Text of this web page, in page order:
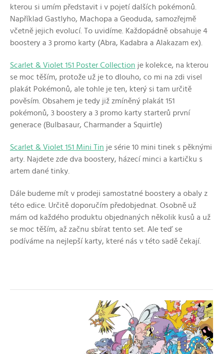
kterou si umím představit i v pojetí dalších pokémonů.
Například Gastlyho, Machopa a Geoduda, samozřejmě
včetně jejich evolucí. To uvidíme. Každopádně obsahuje 4
boostery a 3 promo karty (Abra, Kadabra a Alakazam ex).
Scarlet & Violet 151 Poster Collection je kolekce, na kterou
se moc těším, protože už je to dlouho, co mi na zdi visel
plakát Pokémonů, ale tohle je ten, který si tam určitě
pověsím. Obsahem je tedy již zmíněný plakát 151
pokémonů, 3 boostery a 3 promo karty starterů první
generace (Bulbasaur, Charmander a Squirtle)
Scarlet & Violet 151 Mini Tin je série 10 mini tinek s pěknými
arty. Najdete zde dva boostery, házecí minci a kartičku s
artem dané tinky.
Dále budeme mít v prodeji samostatné boostery a obaly z
této edice. Určitě doporučím předobjednat. Osobně už
mám od každého produktu objednaných několik kusů a už
se moc těším, až začnu sbírat tento set. Ale teď se
podíváme na nejlepší karty, které nás v této sadě čekají.